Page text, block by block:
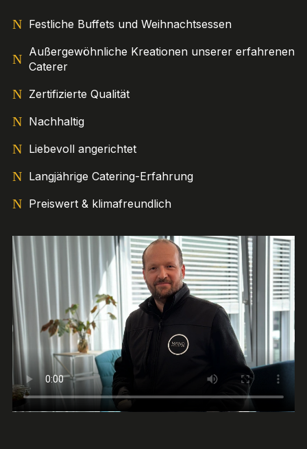
Festliche Buffets und Weihnachtsessen
Außergewöhnliche Kreationen unserer erfahrenen
Caterer
Zertifizierte Qualität
Nachhaltig
Liebevoll angerichtet
Langjährige Catering-Erfahrung
Preiswert & klimafreundlich